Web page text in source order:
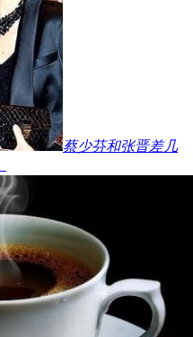
​蔡少芬和张晋差几